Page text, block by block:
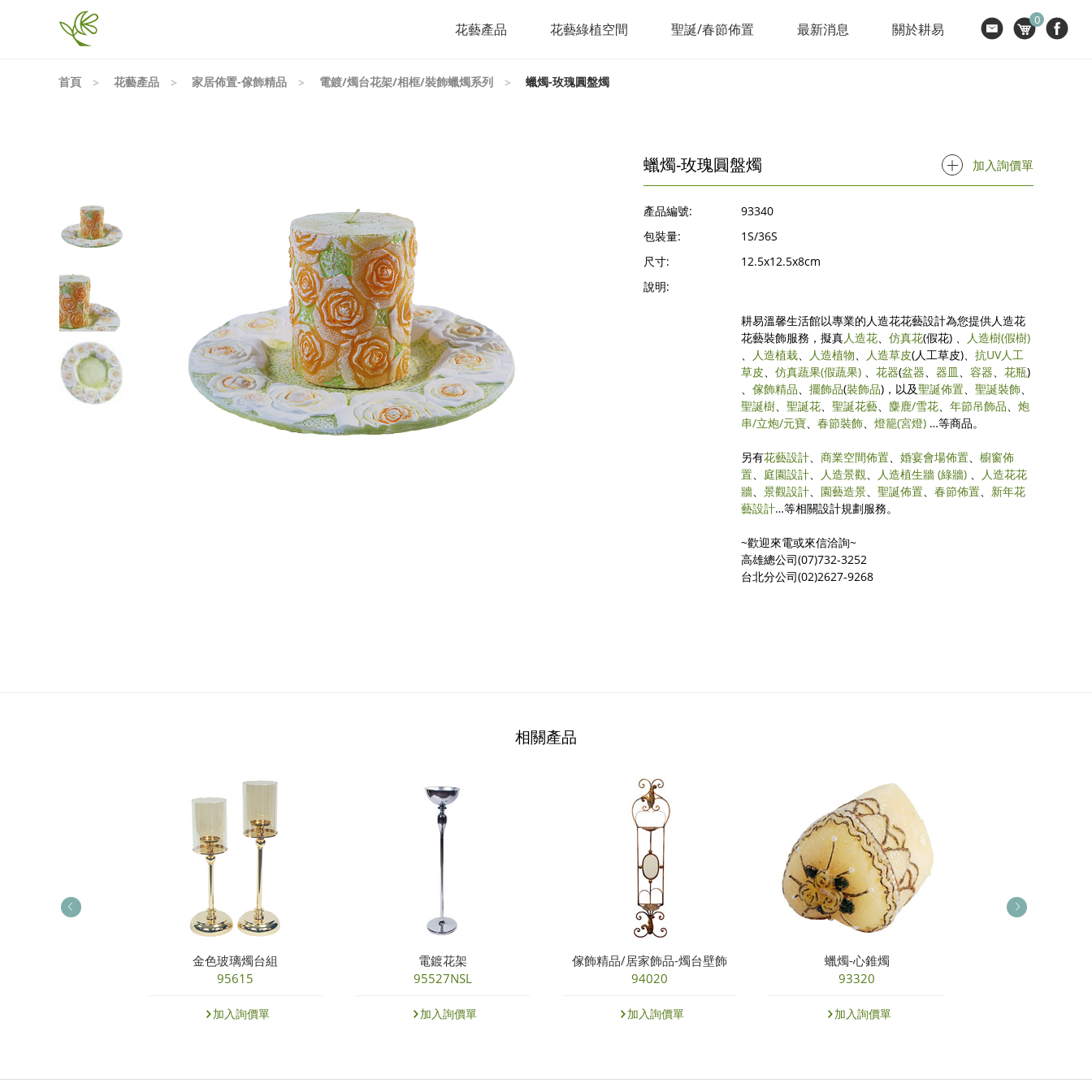
花藝產品 花藝綠植空間 聖誕/春節佈置 最新消息 關於耕易
0
首頁 花藝產品 家居佈置-傢飾精品 電鍍/燭台花架/相框/裝飾蠟燭系列 蠟燭-玫瑰圓盤燭
蠟燭-玫瑰圓盤燭 加入詢價單
產品編號:
93340
包裝量:
1S/36S
尺寸:
12.5x12.5x8cm
說明:
耕易溫馨生活館以專業的人造花花藝設計為您提供人造花
花藝裝飾服務，擬真人造花、 仿真花(假花) 、 人造樹(假樹)
、
人造植栽、 人造植物、 人造草皮(人工草皮)、 抗UV人工
草皮、 仿真蔬果(假蔬果) 、 花器(盆器、 器皿、 容器、 花瓶)
、 傢飾精品、 擺飾品(裝飾品)，以及聖誕佈置、 聖誕裝飾、
聖誕樹、 聖誕花、 聖誕花藝、 麋鹿/雪花、 年節吊飾品、 炮
串/立炮/元寶、 春節裝飾、 燈籠(宮燈) …等商品。
另有花藝設計、 商業空間佈置、 婚宴會場佈置、 櫥窗佈
置、 庭園設計、 人造景觀、 人造植生牆 (綠牆) 、
人造花花
牆、 景觀設計、 園藝造景、 聖誕佈置、 春節佈置、 新年花
藝設計…等相關設計規劃服務。
~歡迎來電或來信洽詢~
高雄總公司(07)732-3252
台北分公司(02)2627-9268
相關產品
金色玻璃燭台組
95615
加入詢價單
電鍍花架
95527NSL
加入詢價單
傢飾精品/居家飾品-燭台壁飾
94020
加入詢價單
蠟燭-心錐燭
93320
加入詢價單